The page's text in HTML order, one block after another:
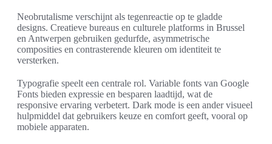
Neobrutalisme verschijnt als tegenreactie op te gladde
designs. Creatieve bureaus en culturele platforms in Brussel
en Antwerpen gebruiken gedurfde, asymmetrische
composities en contrasterende kleuren om identiteit te
versterken.
Typografie speelt een centrale rol. Variable fonts van Google
Fonts bieden expressie en besparen laadtijd, wat de
responsive ervaring verbetert. Dark mode is een ander visueel
hulpmiddel dat gebruikers keuze en comfort geeft, vooral op
mobiele apparaten.